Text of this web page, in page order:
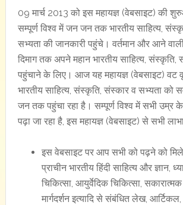
09 मार्च 2013 को इस महायज्ञ (वेबसाइट) की
सम्पूर्ण विश्व में जन जन तक भारतीय साहित्य,
सभ्यता की जानकारी पहुंचे। वर्तमान और आने
दिमाग तक अपने महान भारतीय साहित्य, संस्कृति,
पहुंचाने के लिए। आज यह महायज्ञ (वेबसाइट) वट
भारतीय साहित्य, संस्कृति, संस्कार व सभ्यता को
जन तक पहुंचा रहा है। सम्पूर्ण विश्व में सभी उम्र के
पढ़ा जा रहा है, इस महायज्ञ (वेबसाइट) से सभी
इस वेबसाइट पर आप सभी को पढ़ने को
प्राचीन भारतीय हिंदी साहित्य और ज्ञान,
चिकित्सा, आयुर्वेदिक चिकित्सा,
मार्गदर्शन इत्यादि से संबंधित लेख,